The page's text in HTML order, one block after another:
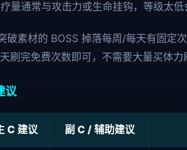
量通常与攻击力或生命挂钩，等级太低
破素材的 BOSS 掉落每周/每天有固定
刷完免费次数即可，不需要大量买体力
议
C 建议 副 C / 辅助建议